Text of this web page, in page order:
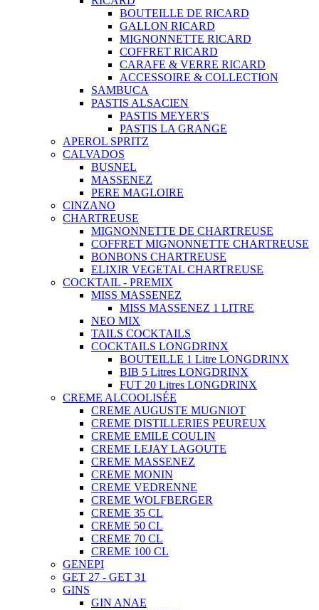
BOUTEILLE DE RICARD
GALLON RICARD
MIGNONNETTE RICARD
COFFRET RICARD
CARAFE & VERRE RICARD
ACCESSOIRE & COLLECTION
SAMBUCA
PASTIS ALSACIEN
PASTIS MEYER'S
PASTIS LA GRANGE
APEROL SPRITZ
CALVADOS
BUSNEL
MASSENEZ
PERE MAGLOIRE
CINZANO
CHARTREUSE
MIGNONNETTE DE CHARTREUSE
COFFRET MIGNONNETTE CHARTREUSE
BONBONS CHARTREUSE
ELIXIR VEGETAL CHARTREUSE
COCKTAIL - PREMIX
MISS MASSENEZ
MISS MASSENEZ 1 LITRE
NEO MIX
TAILS COCKTAILS
COCKTAILS LONGDRINX
BOUTEILLE 1 Litre LONGDRINX
BIB 5 Litres LONGDRINX
FUT 20 Litres LONGDRINX
CREME ALCOOLISÉE
CREME AUGUSTE MUGNIOT
CREME DISTILLERIES PEUREUX
CREME EMILE COULIN
CREME LEJAY LAGOUTE
CREME MASSENEZ
CREME MONIN
CREME VEDRENNE
CREME WOLFBERGER
CREME 35 CL
CREME 50 CL
CREME 70 CL
CREME 100 CL
GENEPI
GET 27 - GET 31
GINS
GIN ANAE